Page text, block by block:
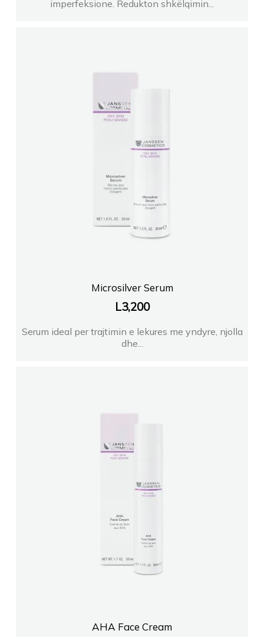
imperfeksione. Redukton shkëlqimin...
Microsilver Serum
L3,200
Serum ideal per trajtimin e lekures me yndyre, njolla
dhe...
AHA Face Cream